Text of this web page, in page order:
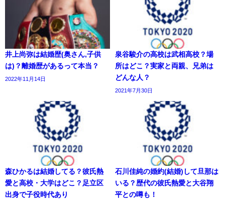
井上尚弥は結婚歴(奥さん,子供
は)？離婚歴があるって本当？
2022年11月14日
泉谷駿介の高校は武相高校？場
所はどこ？実家と両親、兄弟は
どんな人？
2021年7月30日
森ひかるは結婚してる？彼氏熱
愛と高校・大学はどこ？足立区
出身で子役時代あり
石川佳純の婚約(結婚)して旦那は
いる？歴代の彼氏熱愛と大谷翔
平との噂も！